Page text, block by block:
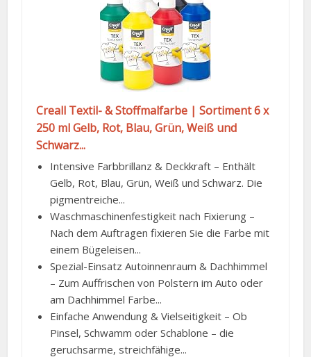
Creall Textil- & Stoffmalfarbe | Sortiment 6 x
250 ml Gelb, Rot, Blau, Grün, Weiß und
Schwarz...
Intensive Farbbrillanz & Deckkraft – Enthält
Gelb, Rot, Blau, Grün, Weiß und Schwarz. Die
pigmentreiche...
Waschmaschinenfestigkeit nach Fixierung –
Nach dem Auftragen fixieren Sie die Farbe mit
einem Bügeleisen...
Spezial-Einsatz Autoinnenraum & Dachhimmel
– Zum Auffrischen von Polstern im Auto oder
am Dachhimmel Farbe...
Einfache Anwendung & Vielseitigkeit – Ob
Pinsel, Schwamm oder Schablone – die
geruchsarme, streichfähige...